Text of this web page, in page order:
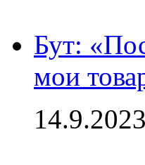
Бут:
мои